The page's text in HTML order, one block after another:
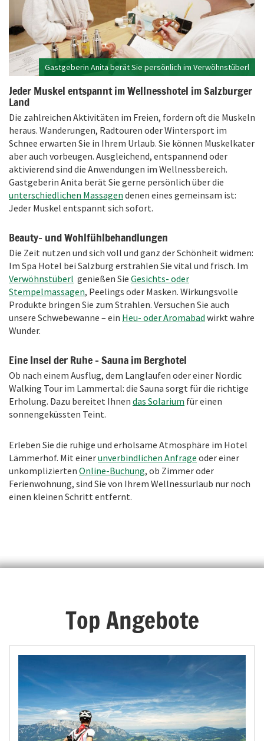
Gastgeberin Anita berät Sie persönlich im Verwöhnstüberl
Jeder Muskel entspannt im Wellnesshotel im Salzburger
Land
Die zahlreichen Aktivitäten im Freien, fordern oft die Muskeln
heraus. Wanderungen, Radtouren oder Wintersport im
Schnee erwarten Sie in Ihrem Urlaub. Sie können Muskelkater
aber auch vorbeugen. Ausgleichend, entspannend oder
aktivierend sind die Anwendungen im Wellnessbereich.
Gastgeberin Anita berät Sie gerne persönlich über die
unterschiedlichen Massagen denen eines gemeinsam ist:
Jeder Muskel entspannt sich sofort.
Beauty- und Wohlfühlbehandlungen
Die Zeit nutzen und sich voll und ganz der Schönheit widmen:
Im Spa Hotel bei Salzburg erstrahlen Sie vital und frisch. Im
Verwöhnstüberl genießen Sie Gesichts- oder
Stempelmassagen, Peelings oder Masken. Wirkungsvolle
Produkte bringen Sie zum Strahlen. Versuchen Sie auch
unsere Schwebewanne – ein Heu- oder Aromabad wirkt wahre
Wunder.
Eine Insel der Ruhe – Sauna im Berghotel
Ob nach einem Ausflug, dem Langlaufen oder einer Nordic
Walking Tour im Lammertal: die Sauna sorgt für die richtige
Erholung. Dazu bereitet Ihnen das Solarium für einen
sonnengeküssten Teint.
Erleben Sie die ruhige und erholsame Atmosphäre im Hotel
Lämmerhof. Mit einerunverbindlichen Anfrage oder einer
unkomplizierten Online-Buchung, ob Zimmer oder
Ferienwohnung, sind Sie von Ihrem Wellnessurlaub nur noch
einen kleinen Schritt entfernt.
Top Angebote